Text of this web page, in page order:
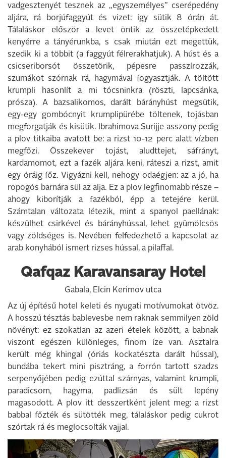
vadgesztenyét tesznek az „egyszemélyes” cserépedény
aljára, rá borjúfaggyút és vizet: így sütik 8 órán át.
Tálaláskor először a levet öntik az összetépkedett
kenyérre a tányérunkba, s csak miután ezt megettük,
szedik ki a többit (a faggyút félrerakhatjuk). A húst és a
csicseriborsót összetörik, pépesre passzírozzák,
szumákot szórnak rá, hagymával fogyasztják. A töltött
krumpli hasonlít a mi tócsninkra (röszti, lapcsánka,
prósza). A bazsalikomos, darált bárányhúst megsütik,
egy-egy gombócnyit krumplipürébe töltenek, tojásban
megforgatják és kisütik. Ibrahimova Surijje asszony pedig
a plov titkaiba avatott be: a rizst 10-12 perc alatt vízben
megfőzi. Összekever tojást, aludttejet, sáfrányt,
kardamomot, ezt a fazék aljára keni, ráteszi a rizst, amit
egy óráig főz. Vigyázni kell, nehogy odaégjen: az a jó, ha
ropogós barnára sül az alja. Ez a plov legfinomabb része –
ahogy kiborítják a fazékból, épp a tetejére kerül.
Számtalan változata létezik, mint a spanyol paellának:
készülhet csirkével és bárányhússal, lehet gyümölcsös
vagy zöldséges is. Nevében felfedezhető a kapcsolat az
arab konyhából ismert rizses hússal, a pilaffal.
Qafqaz Karavansaray Hotel
Gabala, Elcin Kerimov utca
Az új építésű hotel keleti és nyugati motívumokat ötvöz.
A hosszú tésztás bablevesbe nem raknak semmilyen zöld
növényt: ez szokatlan az azeri ételek között, a babnak
viszont egészen különleges, finom íze van. Asztalra
került még khingal (óriás kockatészta darált hússal),
bundába tekert mini pisztráng, a forrón tartott szadzs
serpenyőjében pedig ezúttal szárnyas, valamint krumpli,
paradicsom, hagyma, padlizsán és sült lepény
magasodott. A plov itt desszertként jelent meg: a rizst
babbal főzték és sütötték meg, tálaláskor pedig cukrot
szórtak rá és meglocsolták vajjal.